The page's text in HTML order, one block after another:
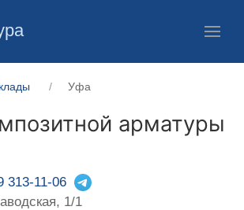
Уфа
арматуры
313-11-06
1/1